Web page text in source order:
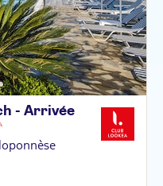
- Arrivée